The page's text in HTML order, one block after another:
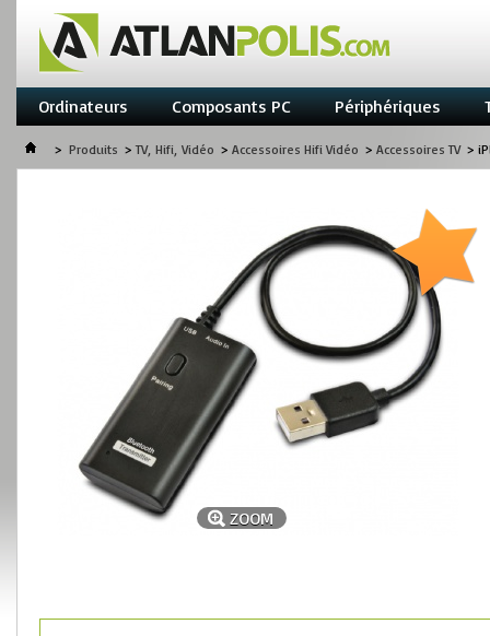
Ordinateurs Composants PC Périphériques
> Produits > TV, Hifi, Vidéo > Accessoires Hifi Vidéo > Accessoires TV >
ZOOM